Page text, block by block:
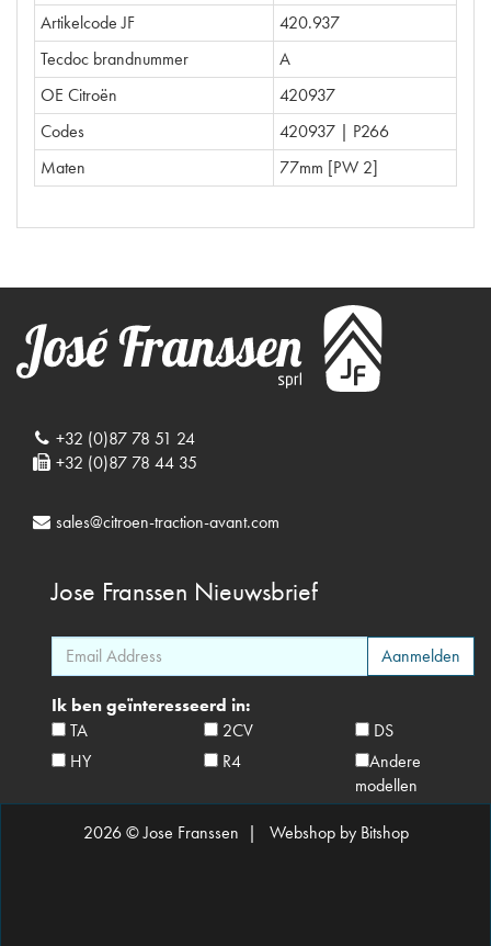
Artikelcode JF
420.937
Tecdoc brandnummer
A
OE Citroën
420937
Codes
420937 | P266
Maten
77mm [PW 2]
+32 (0)87 78 51 24
+32 (0)87 78 44 35
sales@citroen-traction-avant.com
Jose Franssen Nieuwsbrief
Ik ben geïnteresseerd in:
TA
2CV
DS
HY
R4
Andere
modellen
2026 © Jose Franssen | Webshop by Bitshop